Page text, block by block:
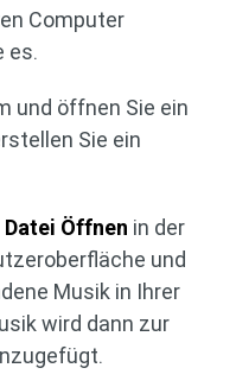
Computer
es.
und öffnen Sie ein
Sie ein
Datei Öffnen in der
und
Musik in Ihrer
wird dann zur